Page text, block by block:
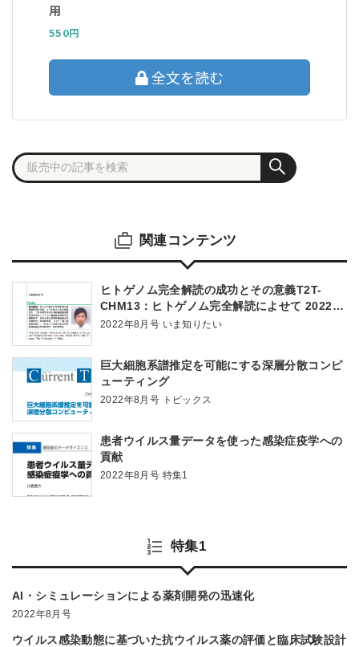
用
550円
全文を読む
関連コンテンツ
ヒトゲノム完全解読の成功とその意義T2T-
CHM13：ヒトゲノム完全解読によせて 2022
年，未解読領域をついに克服！ヒトゲノムの完
2022年8月号 いま知りたい
巨大細胞系譜推定を可能にする深層分散コンピ
ューティング
2022年8月号 トピックス
患者ウイルス量データを使った感染症疫学への
貢献
2022年8月号 特集1
特集1
AI・シミュレーションによる薬剤開発の迅速化
2022年8月号
ウイルス感染動態に基づいた抗ウイルス薬の評価と臨床試験設計